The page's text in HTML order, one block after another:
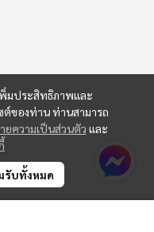
พิ่มประสิทธิภาพและ
ต์ของท่าน ท่านสามารถ
ยความเป็นส่วนตัว และ
รับทั้งหมด